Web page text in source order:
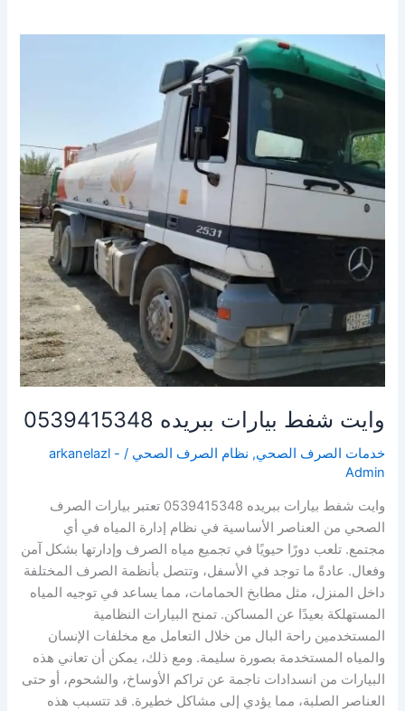
وايت شفط بيارات ببريده 0539415348
خدمات الصرف الصحي, نظام الصرف الصحي /
arkanelazl -
Admin
وايت شفط بيارات ببريده 0539415348 تعتبر بيارات الصرف
الصحي من العناصر الأساسية في نظام إدارة المياه في أي
مجتمع. تلعب دورًا حيويًا في تجميع مياه الصرف وإدارتها بشكل آمن
وفعال. عادةً ما توجد في الأسفل، وتتصل بأنظمة الصرف المختلفة
داخل المنزل، مثل مطابخ الحمامات، مما يساعد في توجيه المياه
المستهلكة بعيدًا عن المساكن. تمنح البيارات النظامية
المستخدمين راحة البال من خلال التعامل مع مخلفات الإنسان
والمياه المستخدمة بصورة سليمة. ومع ذلك، يمكن أن تعاني هذه
البيارات من انسدادات ناجمة عن تراكم الأوساخ، والشحوم، أو حتى
العناصر الصلبة، مما يؤدي إلى مشاكل خطيرة. قد تتسبب هذه
شفط
بيارات
0539415348